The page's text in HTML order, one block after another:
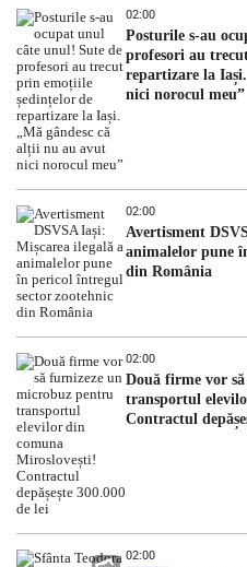
02:00
Posturile s-au
profesori au
repartizare la
nici norocul meu”
02:00
Avertisment
animalelor pune
din România
02:00
Două firme vor
transportul
Contractul
02:00